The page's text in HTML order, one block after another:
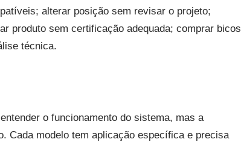
alterar posição sem revisar o projeto;
produto sem certificação adequada; comprar bicos
técnica.
o funcionamento do sistema, mas a
Cada modelo tem aplicação específica e precisa